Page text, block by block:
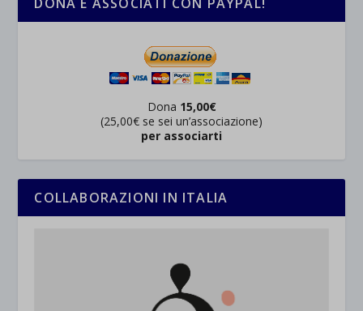
Dona 15,00€
(25,00€ se sei un’associazione)
per associarti
COLLABORAZIONI IN ITALIA